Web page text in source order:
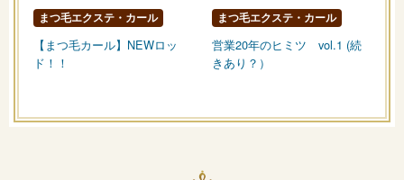
まつ毛エクステ・カール
【まつ毛カール】NEWロッ
ド！！
まつ毛エクステ・カール
営業20年のヒミツ vol.1 (続
きあり？）